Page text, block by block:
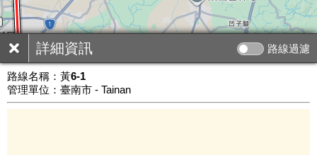
詳細資訊 路線過濾
路線名稱： 黃6-1
管理單位：臺南市 - Tainan